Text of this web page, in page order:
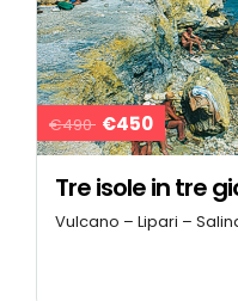
€490 €450
Tre isole in tre
Vulcano – Lipari –